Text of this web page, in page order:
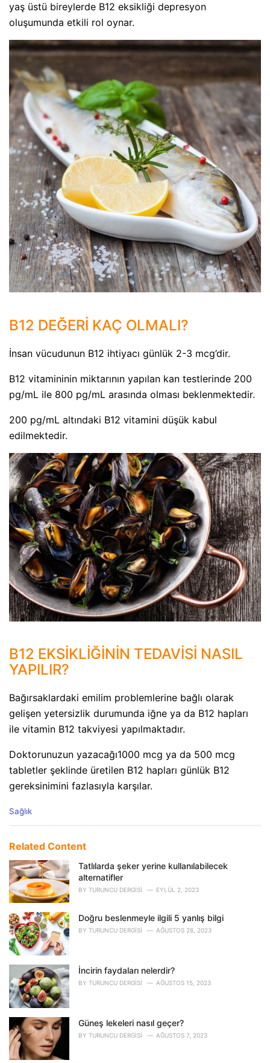
yaş üstü bireylerde B12 eksikliği depresyon
oluşumunda etkili rol oynar.
B12 DEĞERİ KAÇ OLMALI?
İnsan vücudunun B12 ihtiyacı günlük 2-3 mcg’dir.
B12 vitamininin miktarının yapılan kan testlerinde 200
pg/mL ile 800 pg/mL arasında olması beklenmektedir.
200 pg/mL altındaki B12 vitamini düşük kabul
edilmektedir.
B12 EKSİKLİĞİNİN TEDAVİSİ NASIL
YAPILIR?
Bağırsaklardaki emilim problemlerine bağlı olarak
gelişen yetersizlik durumunda iğne ya da B12 hapları
ile vitamin B12 takviyesi yapılmaktadır.
Doktorunuzun yazacağı1000 mcg ya da 500 mcg
tabletler şeklinde üretilen B12 hapları günlük B12
gereksinimini fazlasıyla karşılar.
C
e
o
r
i
e
:
Sağlık
Related Content
Tatlılarda şeker yerine kullanılabilecek
alternatifler
BY TURUNCU DERGISI EYLÜL 2, 2023
Doğru beslenmeyle ilgili 5 yanlış bilgi
BY TURUNCU DERGISI AĞUSTOS 28, 2023
İncirin faydaları nelerdir?
BY TURUNCU DERGISI AĞUSTOS 15, 2023
Güneş lekeleri nasıl geçer?
BY TURUNCU DERGISI AĞUSTOS 7, 2023